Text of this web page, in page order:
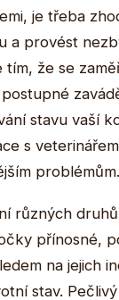
je třeba
a provést
tím, že se
stavu vaší
s
problémům.
různých
přínosné,
na jejich
stav.